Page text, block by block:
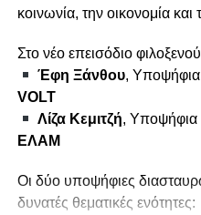
DUEL: ΔΗΣΥ vs ΑΛΜΑ
Η εκπομπή προβάλλεται
κοινωνία, την οικονομία
Στο νέο επεισόδιο
Έφη Ξάνθου, Υποψήφια
VOLT
Λίζα Κεμιτζή, Υποψήφια
ΕΛΑΜ
Οι δύο υποψήφιες
δυνατές θεματικές ενότητες: